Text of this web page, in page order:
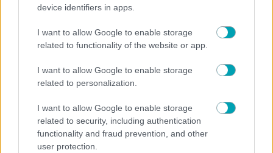
device identifiers in apps.
I want to allow Google to enable storage
related to functionality of the website or app.
I want to allow Google to enable storage
related to personalization.
I want to allow Google to enable storage
related to security, including authentication
functionality and fraud prevention, and other
user protection.